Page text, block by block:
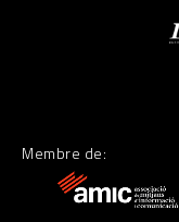
Membre de: